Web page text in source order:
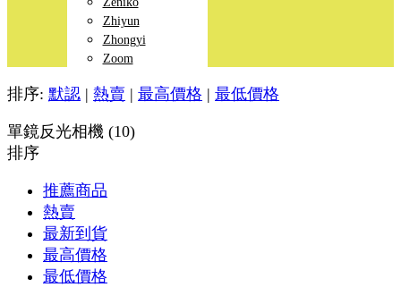
Zhiyun
Zhongyi
Zoom
排序: 默認 | 熱賣 | 最高價格 | 最低價格
單鏡反光相機 (10)
排序
推薦商品
熱賣
最新到貨
最高價格
最低價格